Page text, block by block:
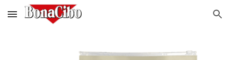
Skip to main content Skip to navigation